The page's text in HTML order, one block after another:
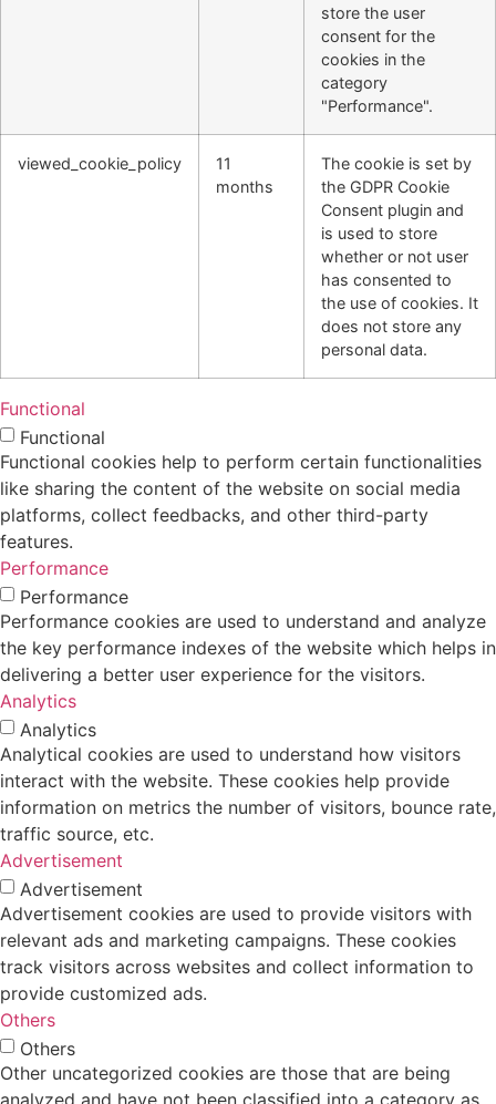
store the user
consent for the
cookies in the
category
"Performance".
viewed_cookie_policy
11
months
The cookie is set by
the GDPR Cookie
Consent plugin and
is used to store
whether or not user
has consented to
the use of cookies. It
does not store any
personal data.
Functional
Functional
Functional cookies help to perform certain functionalities
like sharing the content of the website on social media
platforms, collect feedbacks, and other third-party
features.
Performance
Performance
Performance cookies are used to understand and analyze
the key performance indexes of the website which helps in
delivering a better user experience for the visitors.
Analytics
Analytics
Analytical cookies are used to understand how visitors
interact with the website. These cookies help provide
information on metrics the number of visitors, bounce rate,
traffic source, etc.
Advertisement
Advertisement
Advertisement cookies are used to provide visitors with
relevant ads and marketing campaigns. These cookies
track visitors across websites and collect information to
provide customized ads.
Others
Others
Other uncategorized cookies are those that are being
analyzed and have not been classified into a category as